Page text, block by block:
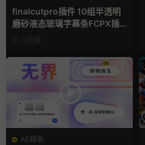
finalcutpro插件 10组半透明
磨砂液态玻璃字幕条FCPX插
5天前
AE模板